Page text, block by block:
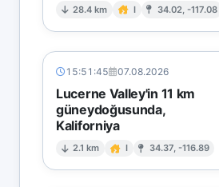
28.4 km I 34.02, -117.08
15:51:45 07.08.2026
Lucerne Valley'in 11 km
güneydoğusunda,
Kaliforniya
2.1 km I 34.37, -116.89